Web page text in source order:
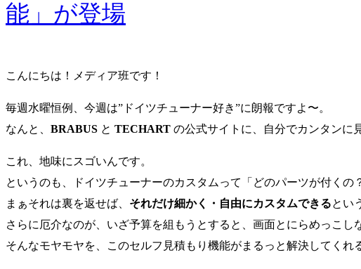
能」が登場
こんにちは！メディア班です！
毎週水曜恒例、今週は”ドイツチューナー好き”に朗報ですよ〜。
なんと、 BRABUS と TECHART の公式サイトに、自分でカンタンに
これ、地味にスゴいんです。
というのも、ドイツチューナーのカスタムって「どのパーツが付く
まぁそれは裏を返せば、 それだけ細かく・自由にカスタムできるとい
さらに厄介なのが、いざ予算を組もうとすると、画面とにらめっこし
そんなモヤモヤを、このセルフ見積もり機能がまるっと解決してくれ